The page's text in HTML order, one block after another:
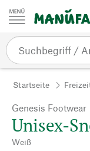
Zum Inhalt springen
Startseite
Genesis Footwear
Unisex-
Weiß